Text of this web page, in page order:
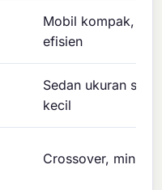
Mobil kompak,
efisien
Sedan ukuran
kecil
Crossover, minivan